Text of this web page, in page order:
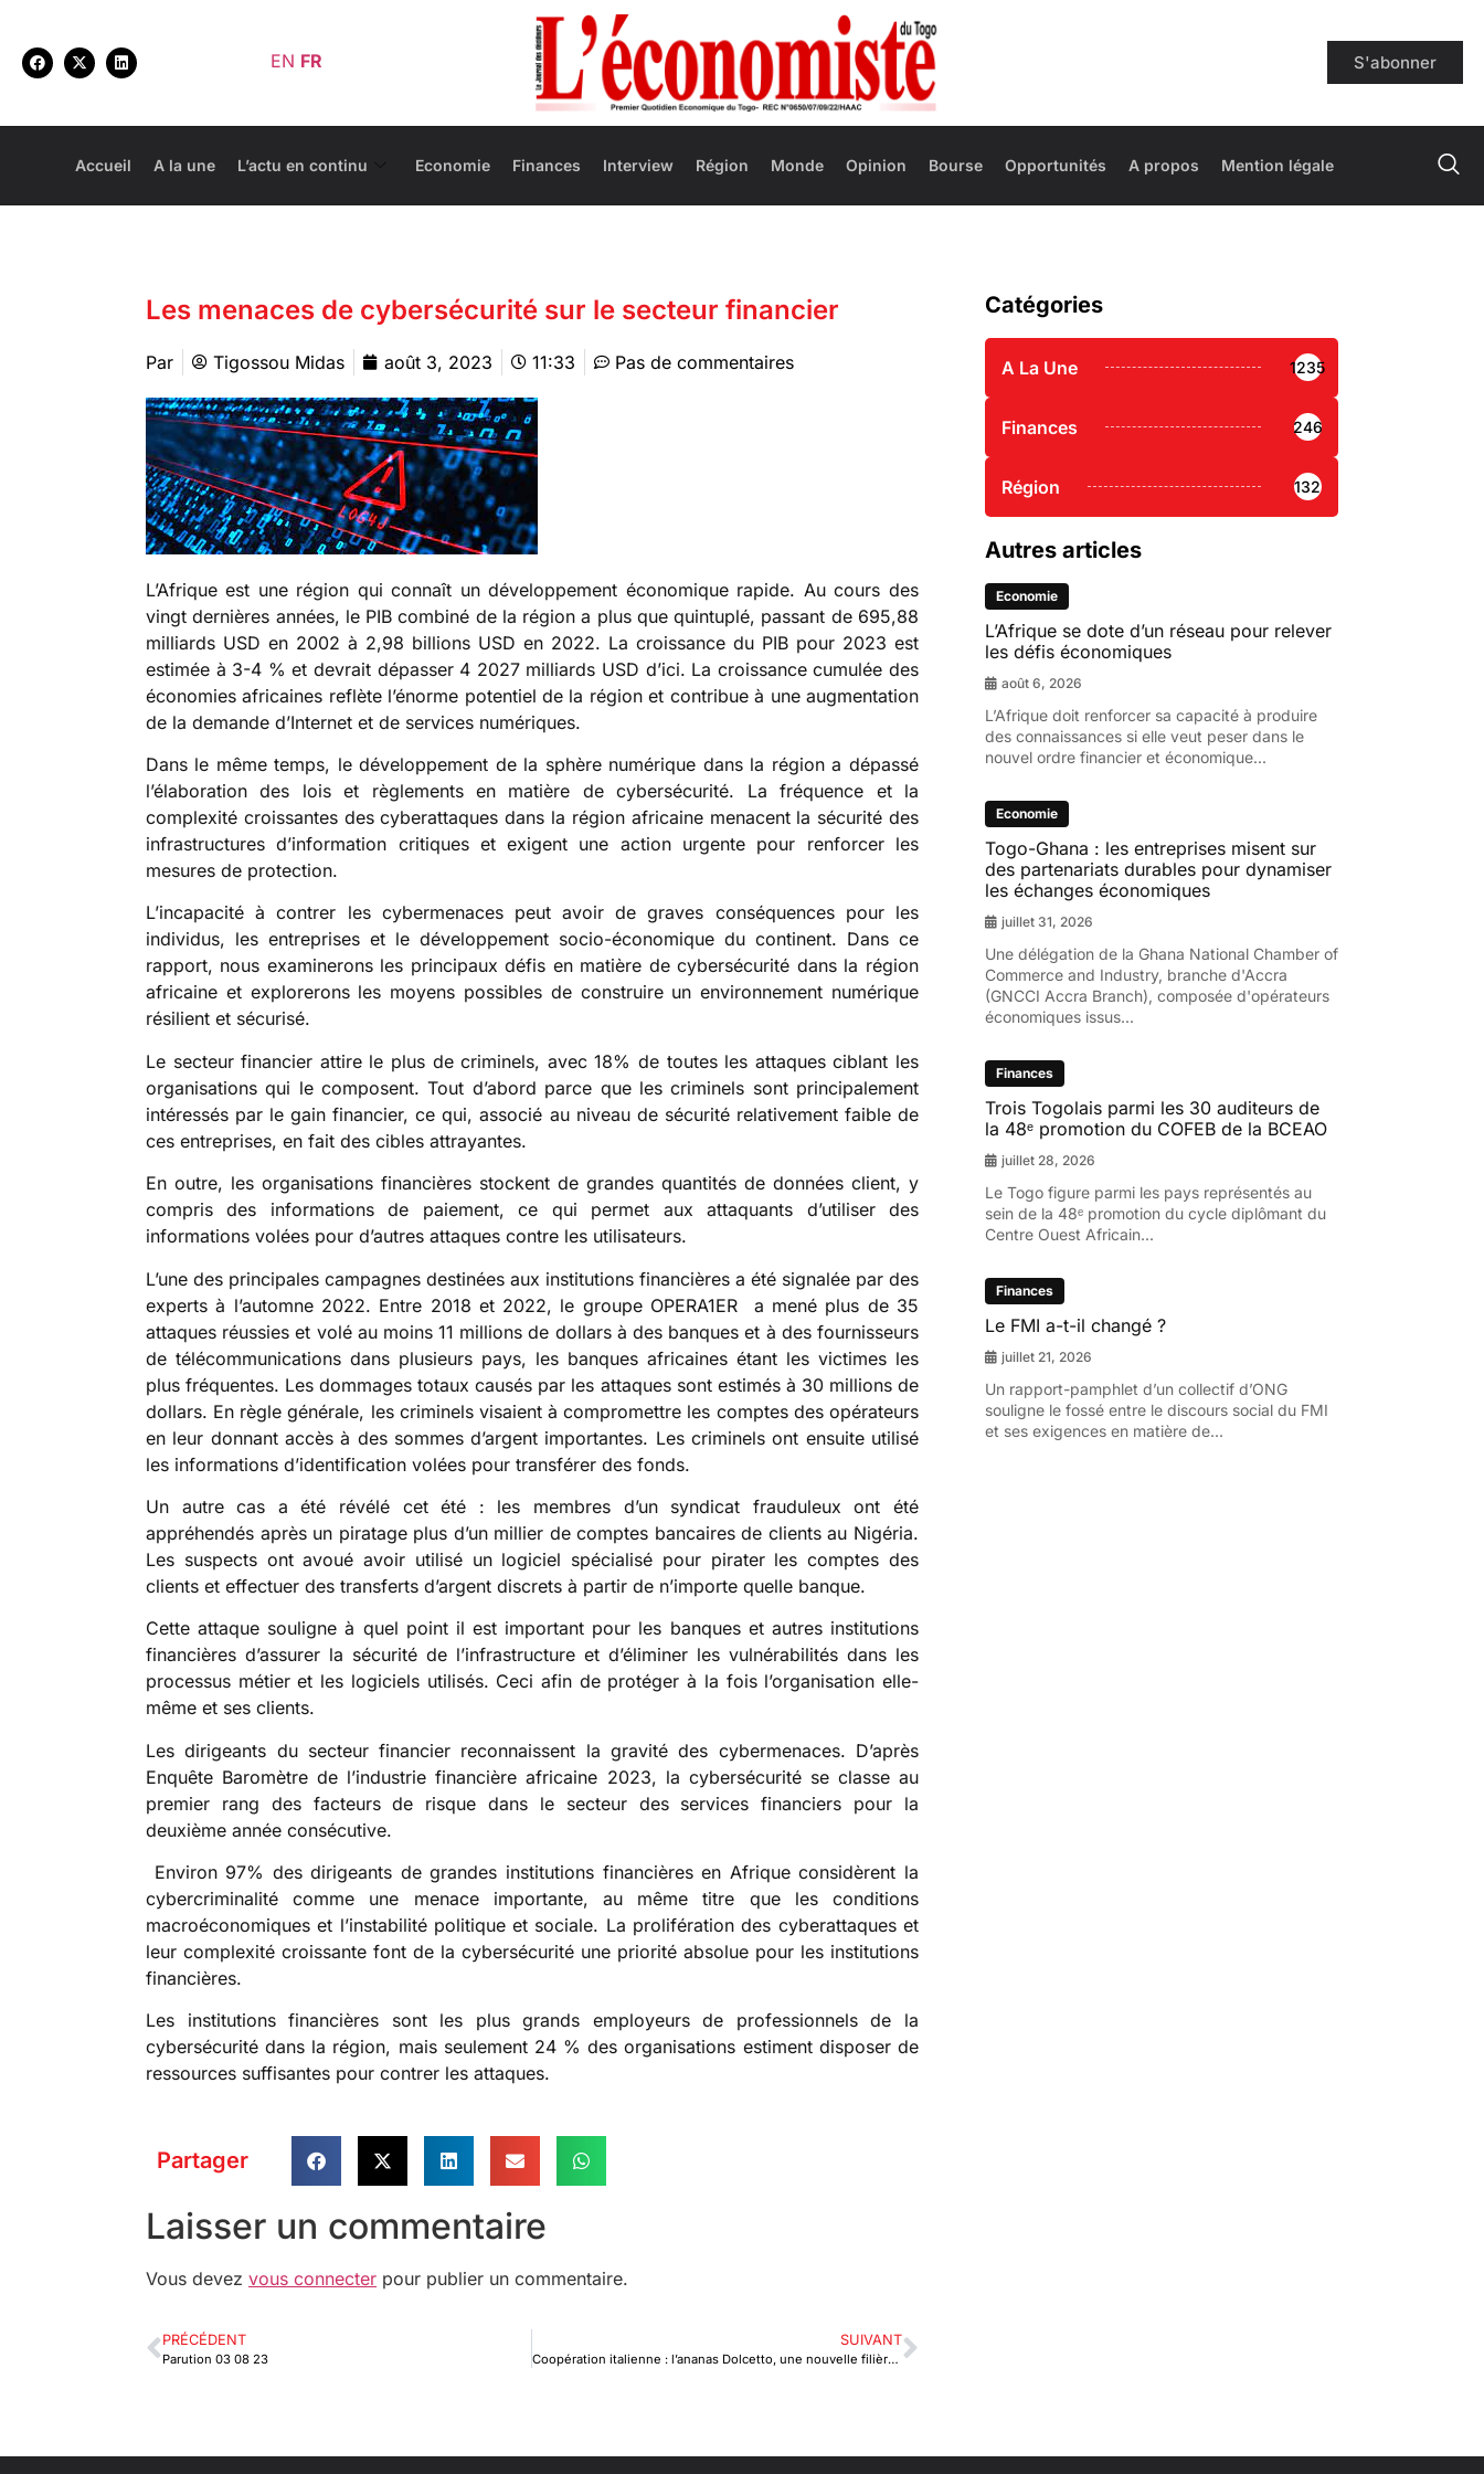
EN FR S'abonner
Accueil A la une L’actu en continu Economie Finances Interview Région Monde Opinion Bourse Opportunités A propos Mention légale
Les menaces de cybersécurité sur le secteur financier
Par Tigossou Midas août 3, 2023 11:33 Pas de commentaires
L’Afrique est une région qui connaît un développement économique rapide. Au cours des
vingt dernières années, le PIB combiné de la région a plus que quintuplé, passant de 695,88
milliards USD en 2002 à 2,98 billions USD en 2022. La croissance du PIB pour 2023 est
estimée à 3-4 % et devrait dépasser 4 2027 milliards USD d’ici. La croissance cumulée des
économies africaines reflète l’énorme potentiel de la région et contribue à une augmentation
de la demande d’Internet et de services numériques.
Dans le même temps, le développement de la sphère numérique dans la région a dépassé
l’élaboration des lois et règlements en matière de cybersécurité. La fréquence et la
complexité croissantes des cyberattaques dans la région africaine menacent la sécurité des
infrastructures d’information critiques et exigent une action urgente pour renforcer les
mesures de protection.
L’incapacité à contrer les cybermenaces peut avoir de graves conséquences pour les
individus, les entreprises et le développement socio-économique du continent. Dans ce
rapport, nous examinerons les principaux défis en matière de cybersécurité dans la région
africaine et explorerons les moyens possibles de construire un environnement numérique
résilient et sécurisé.
Le secteur financier attire le plus de criminels, avec 18% de toutes les attaques ciblant les
organisations qui le composent. Tout d’abord parce que les criminels sont principalement
intéressés par le gain financier, ce qui, associé au niveau de sécurité relativement faible de
ces entreprises, en fait des cibles attrayantes.
En outre, les organisations financières stockent de grandes quantités de données client, y
compris des informations de paiement, ce qui permet aux attaquants d’utiliser des
informations volées pour d’autres attaques contre les utilisateurs.
L’une des principales campagnes destinées aux institutions financières a été signalée par des
experts à l’automne 2022. Entre 2018 et 2022, le groupe OPERA1ER a mené plus de 35
attaques réussies et volé au moins 11 millions de dollars à des banques et à des fournisseurs
de télécommunications dans plusieurs pays, les banques africaines étant les victimes les
plus fréquentes. Les dommages totaux causés par les attaques sont estimés à 30 millions de
dollars. En règle générale, les criminels visaient à compromettre les comptes des opérateurs
en leur donnant accès à des sommes d’argent importantes. Les criminels ont ensuite utilisé
les informations d’identification volées pour transférer des fonds.
Un autre cas a été révélé cet été : les membres d’un syndicat frauduleux ont été
appréhendés après un piratage plus d’un millier de comptes bancaires de clients au Nigéria.
Les suspects ont avoué avoir utilisé un logiciel spécialisé pour pirater les comptes des
clients et effectuer des transferts d’argent discrets à partir de n’importe quelle banque.
Cette attaque souligne à quel point il est important pour les banques et autres institutions
financières d’assurer la sécurité de l’infrastructure et d’éliminer les vulnérabilités dans les
processus métier et les logiciels utilisés. Ceci afin de protéger à la fois l’organisation elle-
même et ses clients.
Les dirigeants du secteur financier reconnaissent la gravité des cybermenaces. D’après
Enquête Baromètre de l’industrie financière africaine 2023, la cybersécurité se classe au
premier rang des facteurs de risque dans le secteur des services financiers pour la
deuxième année consécutive.
Environ 97% des dirigeants de grandes institutions financières en Afrique considèrent la
cybercriminalité comme une menace importante, au même titre que les conditions
macroéconomiques et l’instabilité politique et sociale. La prolifération des cyberattaques et
leur complexité croissante font de la cybersécurité une priorité absolue pour les institutions
financières.
Les institutions financières sont les plus grands employeurs de professionnels de la
cybersécurité dans la région, mais seulement 24 % des organisations estiment disposer de
ressources suffisantes pour contrer les attaques.
Partager
Laisser un commentaire
Vous devez vous connecter pour publier un commentaire.
PRÉCÉDENT
Parution 03 08 23
SUIVANT
Coopération italienne : l’ananas Dolcetto, une nouvelle filière économique à Tsévié
Catégories
A La Une 1235
Finances 246
Région 132
Autres articles
Economie
L’Afrique se dote d’un réseau pour relever
les défis économiques
août 6, 2026
L’Afrique doit renforcer sa capacité à produire
des connaissances si elle veut peser dans le
nouvel ordre financier et économique...
Economie
Togo-Ghana : les entreprises misent sur
des partenariats durables pour dynamiser
les échanges économiques
juillet 31, 2026
Une délégation de la Ghana National Chamber of
Commerce and Industry, branche d'Accra
(GNCCI Accra Branch), composée d'opérateurs
économiques issus...
Finances
Trois Togolais parmi les 30 auditeurs de
la 48ᵉ promotion du COFEB de la BCEAO
juillet 28, 2026
Le Togo figure parmi les pays représentés au
sein de la 48ᵉ promotion du cycle diplômant du
Centre Ouest Africain...
Finances
Le FMI a-t-il changé ?
juillet 21, 2026
Un rapport-pamphlet d’un collectif d’ONG
souligne le fossé entre le discours social du FMI
et ses exigences en matière de...